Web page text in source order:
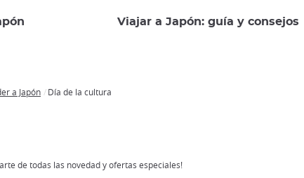
Viajar a Japón: guía y consejos
a Japón Día de la cultura
de todas las novedad y ofertas especiales!